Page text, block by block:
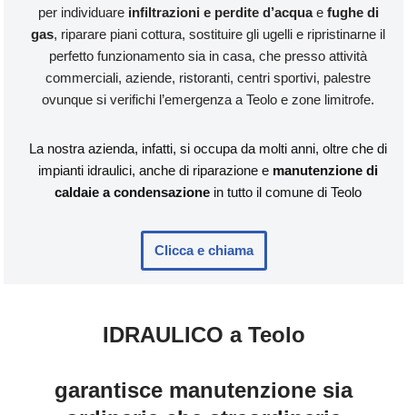
per individuare infiltrazioni e perdite d’acquae fughe di
gas, riparare piani cottura, sostituire gli ugelli e ripristinarne il
perfetto funzionamento sia in casa, che presso attività
commerciali, aziende, ristoranti, centri sportivi, palestre
ovunque si verifichi l’emergenza a Teolo e zone limitrofe.
La nostra azienda, infatti, si occupa da molti anni, oltre che di
impianti idraulici, anche di riparazione e manutenzione di
caldaie a condensazione in tutto il comune di Teolo
Clicca e chiama
IDRAULICO a Teolo
garantisce manutenzione sia